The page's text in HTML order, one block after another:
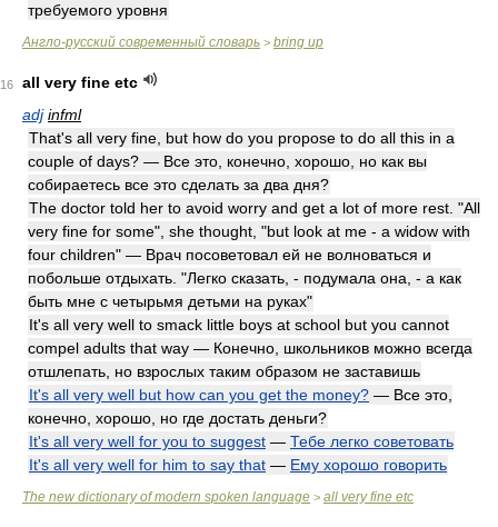
требуемого уровня
Англо-русский современный словарь > bring up
16
all very fine etc
adj infml
That's all very fine, but how do you propose to do all this in a
couple of days? — Все это, конечно, хорошо, но как вы
собираетесь все это сделать за два дня?
The doctor told her to avoid worry and get a lot of more rest. "All
very fine for some", she thought, "but look at me - a widow with
four children" — Врач посоветовал ей не волноваться и
побольше отдыхать. "Легко сказать, - подумала она, - а как
быть мне с четырьмя детьми на руках"
It's all very well to smack little boys at school but you cannot
compel adults that way — Конечно, школьников можно всегда
отшлепать, но взрослых таким образом не заставишь
It's all very well but how can you get the money? — Все это,
конечно, хорошо, но где достать деньги?
It's all very well for you to suggest — Тебе легко советовать
It's all very well for him to say that — Ему хорошо говорить
The new dictionary of modern spoken language > all very fine etc